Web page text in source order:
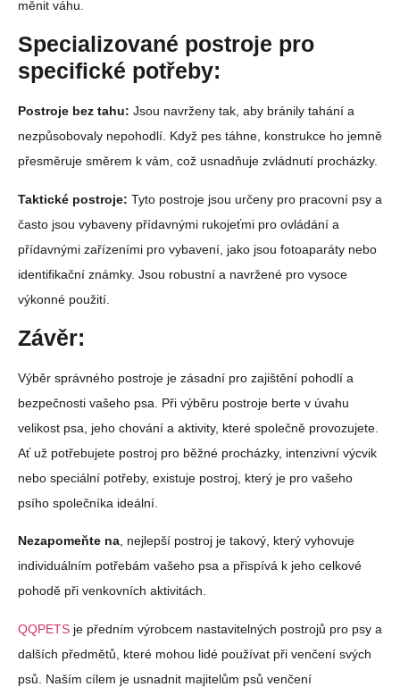
měnit váhu.
Specializované postroje pro
specifické potřeby:
Postroje bez tahu: Jsou navrženy tak, aby bránily tahání a
nezpůsobovaly nepohodlí. Když pes táhne, konstrukce ho jemně
přesměruje směrem k vám, což usnadňuje zvládnutí procházky.
Taktické postroje: Tyto postroje jsou určeny pro pracovní psy a
často jsou vybaveny přídavnými rukojeťmi pro ovládání a
přídavnými zařízeními pro vybavení, jako jsou fotoaparáty nebo
identifikační známky. Jsou robustní a navržené pro vysoce
výkonné použití.
Závěr:
Výběr správného postroje je zásadní pro zajištění pohodlí a
bezpečnosti vašeho psa. Při výběru postroje berte v úvahu
velikost psa, jeho chování a aktivity, které společně provozujete.
Ať už potřebujete postroj pro běžné procházky, intenzivní výcvik
nebo speciální potřeby, existuje postroj, který je pro vašeho
psího společníka ideální.
Nezapomeňte na, nejlepší postroj je takový, který vyhovuje
individuálním potřebám vašeho psa a přispívá k jeho celkové
pohodě při venkovních aktivitách.
QQPETS je předním výrobcem nastavitelných postrojů pro psy a
dalších předmětů, které mohou lidé používat při venčení svých
psů. Naším cílem je usnadnit majitelům psů venčení